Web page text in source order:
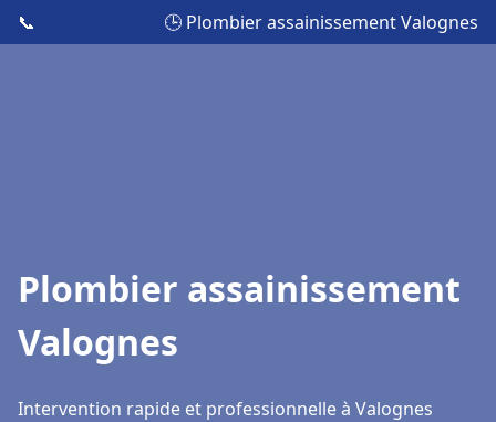
📞 🕒 Plombier assainissement Valognes
Plombier assainissement
Valognes
Intervention rapide et professionnelle à Valognes